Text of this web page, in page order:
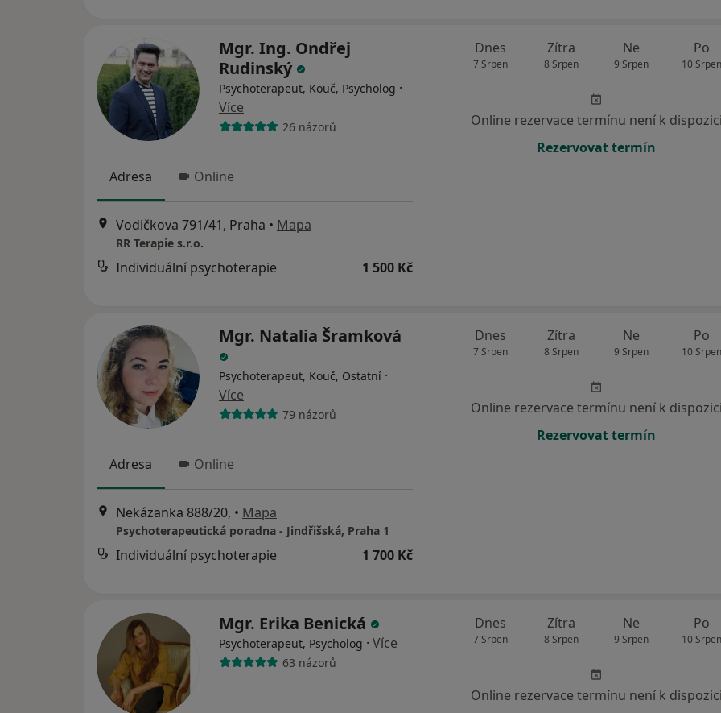
Mgr. Ing. Ondřej
Rudinský
Psychoterapeut, Kouč, Psycholog ·
Více
26 názorů
Adresa Online
Vodičkova 791/41, Praha • Mapa
RR Terapie s.r.o.
Individuální psychoterapie 1 500 Kč
Dnes
7 Srpen
Zítra
8 Srpen
Ne
9 Srpen
Po
10 Srpen
Online rezervace termínu není k dispozici
Rezervovat termín
Mgr. Natalia Šramková
Psychoterapeut, Kouč, Ostatní ·
Více
79 názorů
Adresa Online
Nekázanka 888/20, • Mapa
Psychoterapeutická poradna - Jindřišská, Praha 1
Individuální psychoterapie 1 700 Kč
Dnes
7 Srpen
Zítra
8 Srpen
Ne
9 Srpen
Po
10 Srpen
Online rezervace termínu není k dispozici
Rezervovat termín
Mgr. Erika Benická
Psychoterapeut, Psycholog · Více
63 názorů
Dnes
7 Srpen
Zítra
8 Srpen
Ne
9 Srpen
Po
10 Srpen
Online rezervace termínu není k dispozici